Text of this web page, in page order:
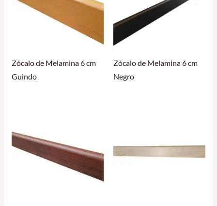
Zócalo de Melamina 6 cm
Guindo
Zócalo de Melamina 6 cm
Negro